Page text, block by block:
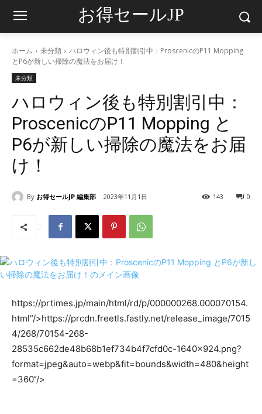
お得セールJP
ホーム 未分類
ハロウィン後も特別割引中：ProscenicのP11 Mopping
とP6が新しい掃除の魔法をお届け！
未分類
ハロウィン後も特別割引中：
ProscenicのP11 Mopping と
P6が新しい掃除の魔法をお届
け！
By お得セールJP 編集部 2023年11月1日 0
143
https://prtimes.jp/main/html/rd/p/000000268.000070154.
html“/>https://prcdn.freetls.fastly.net/release_image/7015
4/268/70154-268-
28535c662de48b68b1ef734b4f7cfd0c-1640×924.png?
format=jpeg&auto=webp&fit=bounds&width=480&height
=360“/>